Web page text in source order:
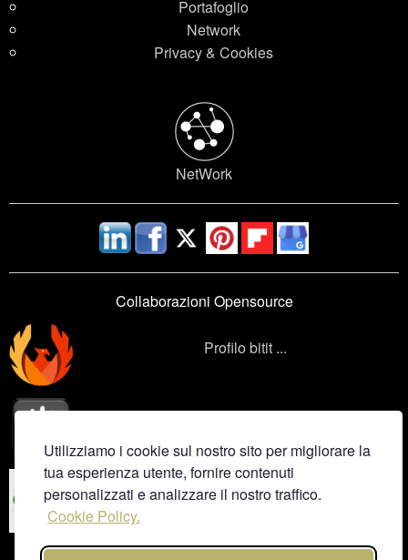
Utilizziamo i cookie sul nostro sito per migliorare la
tua esperienza utente, fornire contenuti
personalizzati e analizzare il nostro traffico.
Cookie Policy.
Portafoglio
Network
Privacy & Cookies
NetWork
Collaborazioni Opensource
Profilo bitit ...
Profilo bitit ...